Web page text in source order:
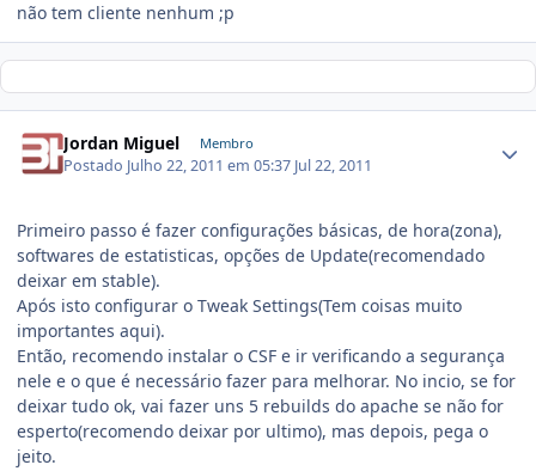
não tem cliente nenhum ;p
Jordan Miguel Membro
Postado Julho 22, 2011 em 05:37 Jul 22, 2011
Primeiro passo é fazer configurações básicas, de hora(zona),
softwares de estatisticas, opções de Update(recomendado
deixar em stable).
Após isto configurar o Tweak Settings(Tem coisas muito
importantes aqui).
Então, recomendo instalar o CSF e ir verificando a segurança
nele e o que é necessário fazer para melhorar. No incio, se for
deixar tudo ok, vai fazer uns 5 rebuilds do apache se não for
esperto(recomendo deixar por ultimo), mas depois, pega o
jeito.